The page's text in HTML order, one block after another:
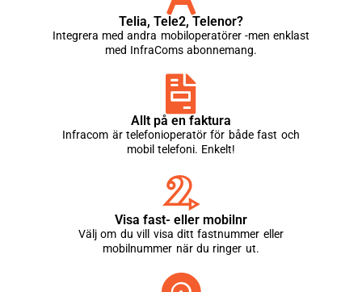
Telia, Tele2, Telenor?
Integrera med andra mobiloperatörer -men enklast
med InfraComs abonnemang.
Allt på en faktura
Infracom är telefonioperatör för både fast och
mobil telefoni. Enkelt!
Visa fast- eller mobilnr
Välj om du vill visa ditt fastnummer eller
mobilnummer när du ringer ut.